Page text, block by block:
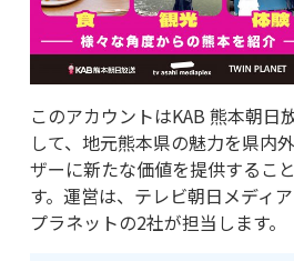
このアカウントはKAB 熊本朝日
して、地元熊本県の魅力を県内
ザーに新たな価値を提供するこ
す。運営は、テレビ朝日メディ
プラネットの2社が担当します。